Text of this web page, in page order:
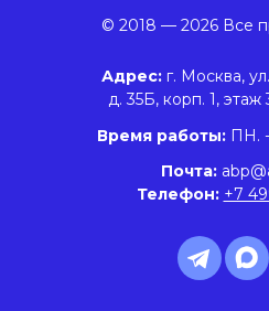
Адрес: г. Москва,
д. 35Б, корп. 1, этаж
© 2018 — 2026 Все
Время работы: ПН.
Почта:
Телефон: +7